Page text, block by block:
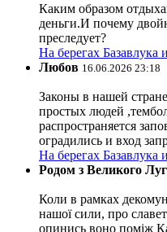
Каким образом
деньги.И почему
преследует?
На берегах Базавлука
Любов 16.06.2026 23:18
Законы в нашей
простых людей
распространяется
оградились и вход
На берегах Базавлука
Родом з Великого
Коли в рамках
нашої сили, про
опинись воно поміж